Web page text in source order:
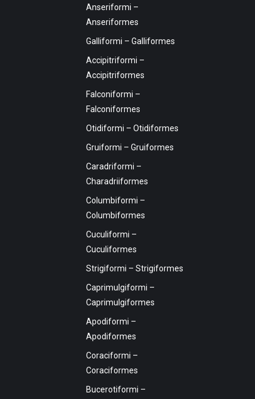
Anseriformi –
Anseriformes
Galliformi – Galliformes
Accipitriformi –
Accipitriformes
Falconiformi –
Falconiformes
Otidiformi – Otidiformes
Gruiformi – Gruiformes
Caradriformi –
Charadriiformes
Columbiformi –
Columbiformes
Cuculiformi –
Cuculiformes
Strigiformi – Strigiformes
Caprimulgiformi –
Caprimulgiformes
Apodiformi –
Apodiformes
Coraciformi –
Coraciformes
Bucerotiformi –